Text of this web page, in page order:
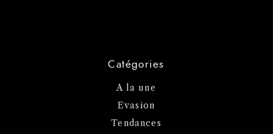
Catégories
A la une
Evasion
Tendances